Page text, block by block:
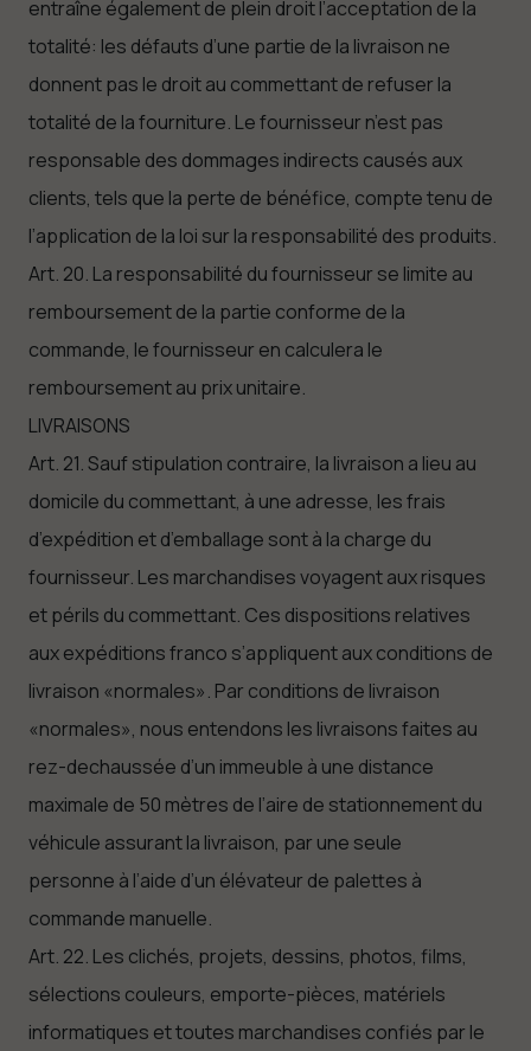
entraîne également de plein droit l’acceptation de la
totalité: les défauts d’une partie de la livraison ne
donnent pas le droit au commettant de refuser la
totalité de la fourniture. Le fournisseur n’est pas
responsable des dommages indirects causés aux
clients, tels que la perte de bénéfice, compte tenu de
l’application de la loi sur la responsabilité des produits.
Art. 20. La responsabilité du fournisseur se limite au
remboursement de la partie conforme de la
commande, le fournisseur en calculera le
remboursement au prix unitaire.
LIVRAISONS
Art. 21. Sauf stipulation contraire, la livraison a lieu au
domicile du commettant, à une adresse, les frais
d’expédition et d’emballage sont à la charge du
fournisseur. Les marchandises voyagent aux risques
et périls du commettant. Ces dispositions relatives
aux expéditions franco s’appliquent aux conditions de
livraison «normales». Par conditions de livraison
«normales», nous entendons les livraisons faites au
rez-dechaussée d’un immeuble à une distance
maximale de 50 mètres de l’aire de stationnement du
véhicule assurant la livraison, par une seule
personne à l’aide d’un élévateur de palettes à
commande manuelle.
Art. 22. Les clichés, projets, dessins, photos, films,
sélections couleurs, emporte-pièces, matériels
informatiques et toutes marchandises confiés par le